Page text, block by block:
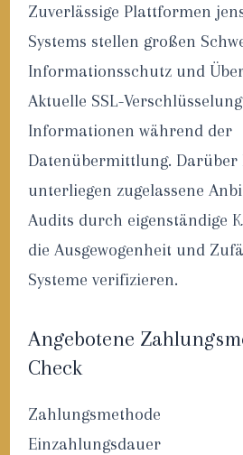
Zuverlässige Plattformen
Systems stellen großen
Informationsschutz und
Aktuelle SSL-
Informationen während der
Datenübermittlung. Darüber
unterliegen zugelassene
Audits durch eigenständige
die Ausgewogenheit und
Systeme verifizieren.
Angebotene
Check
Zahlungsmethode
Einzahlungsdauer